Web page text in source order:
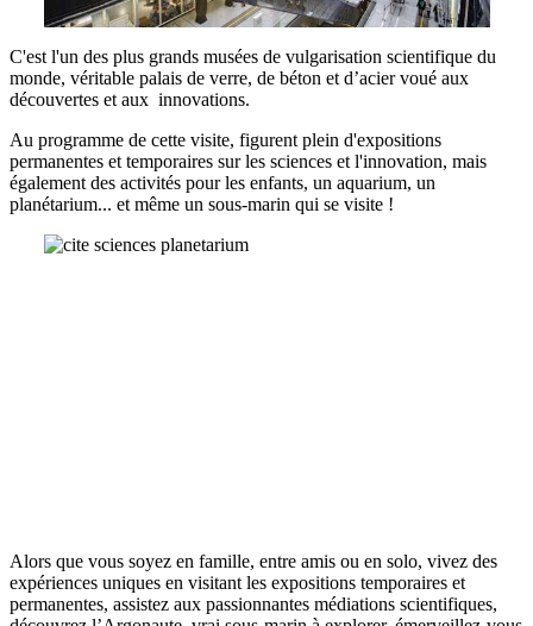
C'est l'un des plus grands musées de vulgarisation scientifique du
monde, véritable palais de verre, de béton et d’acier voué aux
découvertes et aux innovations.
Au programme de cette visite, figurent plein d'expositions
permanentes et temporaires sur les sciences et l'innovation, mais
également des activités pour les enfants, un aquarium, un
planétarium... et même un sous-marin qui se visite !
Alors que vous soyez en famille, entre amis ou en solo, vivez des
expériences uniques en visitant les expositions temporaires et
permanentes, assistez aux passionnantes médiations scientifiques,